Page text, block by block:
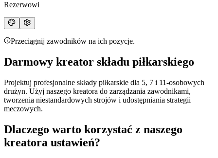
Rezerwowi
Przeciągnij zawodników na ich pozycje.
Darmowy kreator składu piłkarskiego
Projektuj profesjonalne składy piłkarskie dla 5, 7 i 11-osobowych
drużyn. Użyj naszego kreatora do zarządzania zawodnikami,
tworzenia niestandardowych strojów i udostępniania strategii
meczowych.
Dlaczego warto korzystać z naszego
kreatora ustawień?